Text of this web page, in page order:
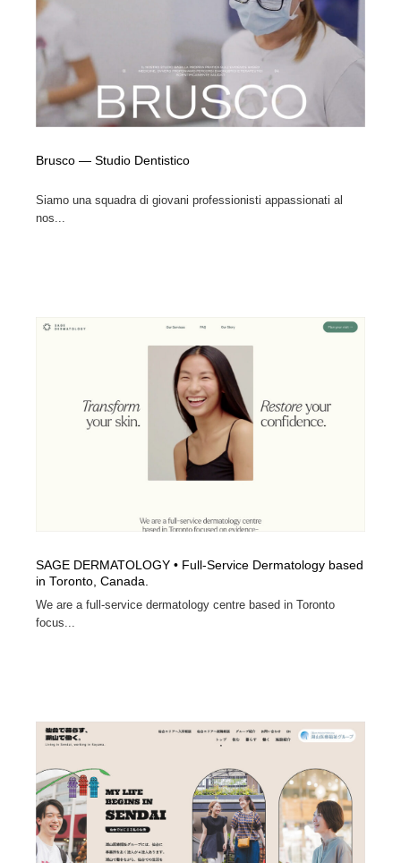
Brusco — Studio Dentistico
Siamo una squadra di giovani professionisti appassionati al
nos...
SAGE DERMATOLOGY • Full-Service Dermatology based
in Toronto, Canada.
We are a full-service dermatology centre based in Toronto
focus...